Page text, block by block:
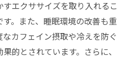
エクササイズを取り入れるこ
。また、睡眠環境の改善も重
カフェイン摂取や冷えを防ぐ
的とされています。さらに、